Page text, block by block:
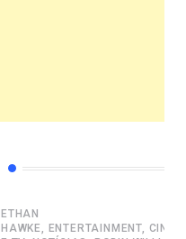
ETHAN
HAWKE, ENTERTAINMENT,